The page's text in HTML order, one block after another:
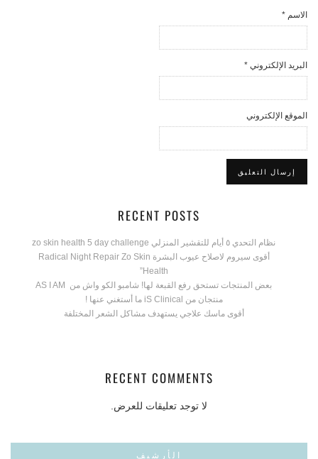
الاسم *
البريد الإلكتروني *
الموقع الإلكتروني
RECENT POSTS
نظام التحدي ٥ أيام للتقشير المنزلي zo skin health 5 day challenge
أقوى سيروم لاصلاح عيوب البشرة Radical Night Repair Zo Skin
Health”
بعض المنتجات تستحق رفع القبعة لها! شامبو الكو واش من AS I AM
منتجان من iS Clinical ما أستغني عنها !
أقوى ماسك علاجي يستهدف مشاكل الشعر المختلفة
RECENT COMMENTS
لا توجد تعليقات للعرض.
الأرشيف